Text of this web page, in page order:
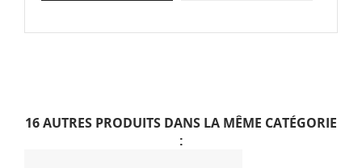
16 AUTRES PRODUITS DANS LA MÊME CATÉGORIE
: